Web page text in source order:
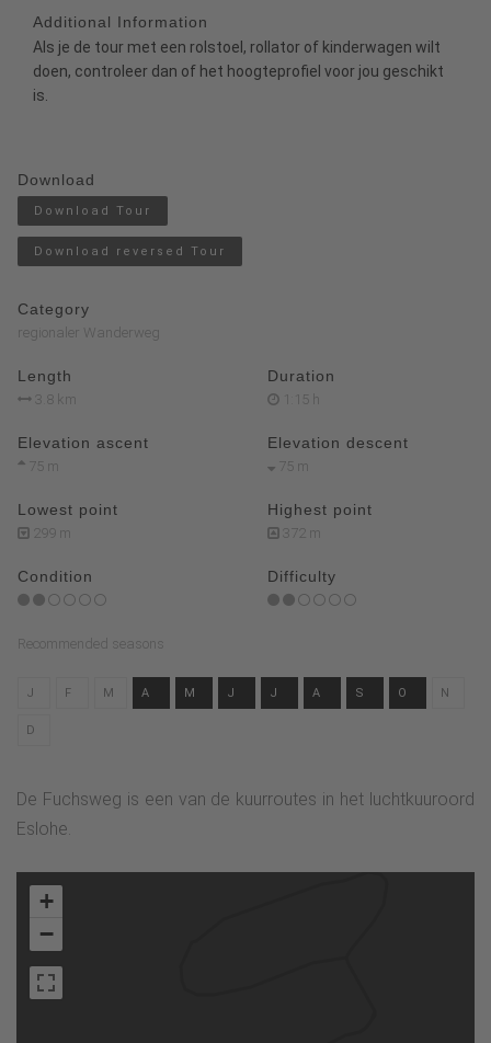
Additional Information
Als je de tour met een rolstoel, rollator of kinderwagen wilt
doen, controleer dan of het hoogteprofiel voor jou geschikt
is.
Download
Download Tour
Download reversed Tour
Category
regionaler Wanderweg
Length
3.8 km
Duration
1:15 h
Elevation ascent
75 m
Elevation descent
75 m
Lowest point
299 m
Highest point
372 m
Condition Difficulty
Recommended seasons
J F M A M J J A S O N
D
De Fuchsweg is een van de kuurroutes in het luchtkuuroord
Eslohe.
+
−